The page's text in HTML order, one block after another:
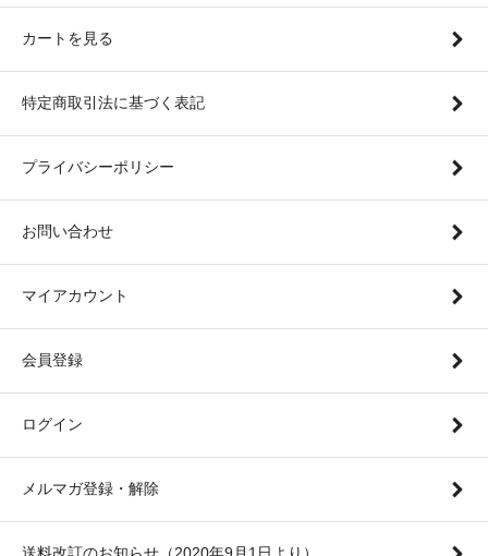
カートを見る
特定商取引法に基づく表記
プライバシーポリシー
お問い合わせ
マイアカウント
会員登録
ログイン
メルマガ登録・解除
送料改訂のお知らせ（2020年9月1日より）